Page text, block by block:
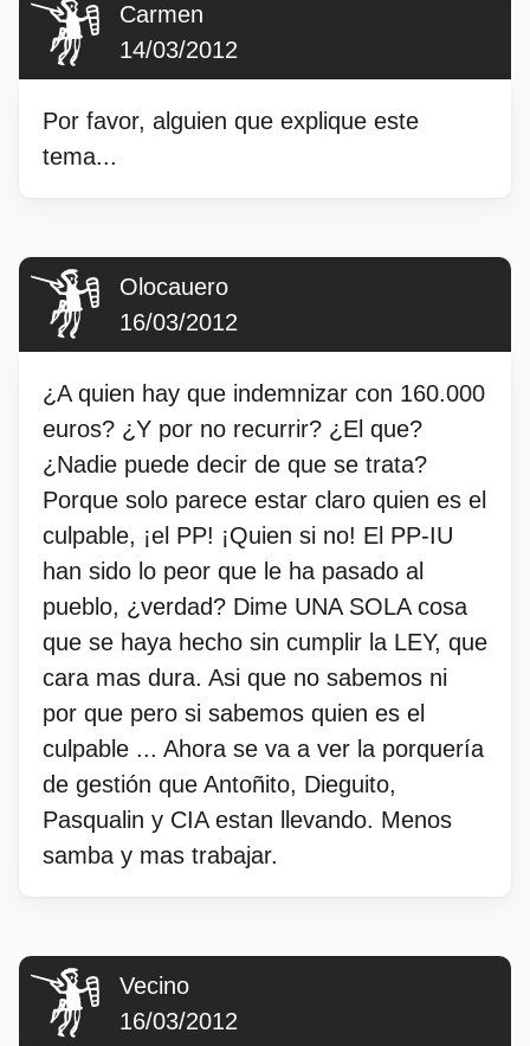
Carmen
14/03/2012
Por favor, alguien que explique este
tema...
Olocauero
16/03/2012
¿A quien hay que indemnizar con 160.000
euros? ¿Y por no recurrir? ¿El que?
¿Nadie puede decir de que se trata?
Porque solo parece estar claro quien es el
culpable, ¡el PP! ¡Quien si no! El PP-IU
han sido lo peor que le ha pasado al
pueblo, ¿verdad? Dime UNA SOLA cosa
que se haya hecho sin cumplir la LEY, que
cara mas dura. Asi que no sabemos ni
por que pero si sabemos quien es el
culpable ... Ahora se va a ver la porquería
de gestión que Antoñito, Dieguito,
Pasqualin y CIA estan llevando. Menos
samba y mas trabajar.
Vecino
16/03/2012